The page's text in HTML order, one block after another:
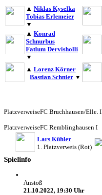
▲ Niklas Kyselka
Tobias Erlemeier
▼
▲ Konrad
Schnurbus
Fatlum Dervisholli
▼
▲ Lorenz Körner
Bastian Schnier ▼
PlatzverweiseFC Bruchhausen/Elle. I
PlatzverweiseFC Remblinghausen I
Lars Kühler
1. Platzverweis (Rot)
Spielinfo
Anstoß
21.10.2022, 19:30 Uhr